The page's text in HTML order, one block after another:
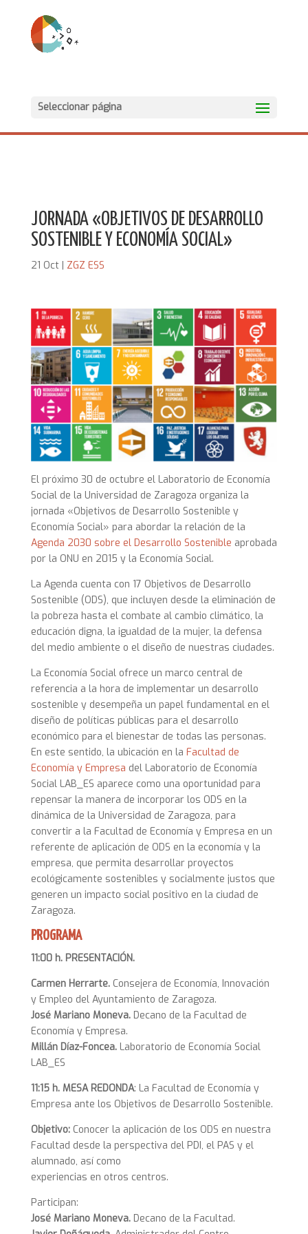
Seleccionar página
JORNADA «OBJETIVOS DE DESARROLLO
SOSTENIBLE Y ECONOMÍA SOCIAL»
21 Oct | ZGZ ESS
El próximo 30 de octubre el Laboratorio de Economía
Social de la Universidad de Zaragoza organiza la
jornada «Objetivos de Desarrollo Sostenible y
Economía Social» para abordar la relación de la
Agenda 2030 sobre el Desarrollo Sostenible aprobada
por la ONU en 2015 y la Economía Social.
La Agenda cuenta con 17 Objetivos de Desarrollo
Sostenible (ODS), que incluyen desde la eliminación de
la pobreza hasta el combate al cambio climático, la
educación digna, la igualdad de la mujer, la defensa
del medio ambiente o el diseño de nuestras ciudades.
La Economía Social ofrece un marco central de
referencia a la hora de implementar un desarrollo
sostenible y desempeña un papel fundamental en el
diseño de políticas públicas para el desarrollo
económico para el bienestar de todas las personas.
En este sentido, la ubicación en la Facultad de
Economía y Empresa del Laboratorio de Economía
Social LAB_ES aparece como una oportunidad para
repensar la manera de incorporar los ODS en la
dinámica de la Universidad de Zaragoza, para
convertir a la Facultad de Economía y Empresa en un
referente de aplicación de ODS en la economía y la
empresa, que permita desarrollar proyectos
ecológicamente sostenibles y socialmente justos que
generen un impacto social positivo en la ciudad de
Zaragoza.
PROGRAMA
11:00 h.PRESENTACIÓN.
Carmen Herrarte.Consejera de Economía, Innovación
y Empleo del Ayuntamiento de Zaragoza.
José Mariano Moneva.Decano de la Facultad de
Economía y Empresa.
Millán Díaz-Foncea.Laboratorio de Economía Social
LAB_ES
11:15 h. MESA REDONDA: La Facultad de Economía y
Empresa ante los Objetivos de Desarrollo Sostenible.
Objetivo:Conocer la aplicación de los ODS en nuestra
Facultad desde la perspectiva del PDI, el PAS y el
alumnado, así como
experiencias en otros centros.
Participan:
José Mariano Moneva.Decano de la Facultad.